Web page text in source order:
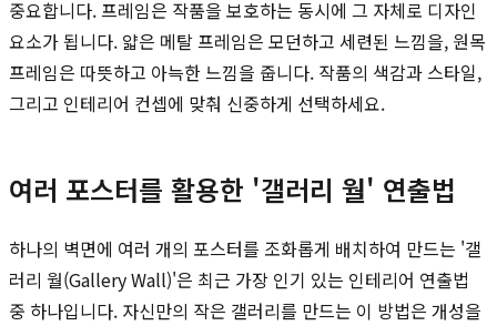
중요합니다. 프레임은 작품을 보호하는 동시에 그 자체로 디자인
요소가 됩니다. 얇은 메탈 프레임은 모던하고 세련된 느낌을, 원목
프레임은 따뜻하고 아늑한 느낌을 줍니다. 작품의 색감과 스타일,
그리고 인테리어 컨셉에 맞춰 신중하게 선택하세요.
여러 포스터를 활용한 '갤러리 월' 연출법
하나의 벽면에 여러 개의 포스터를 조화롭게 배치하여 만드는 '갤
러리 월(Gallery Wall)'은 최근 가장 인기 있는 인테리어 연출법
중 하나입니다. 자신만의 작은 갤러리를 만드는 이 방법은 개성을